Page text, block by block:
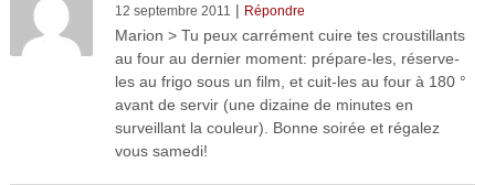
12 septembre 2011 | Répondre
Marion > Tu peux carrément cuire tes croustillants
au four au dernier moment: prépare-les, réserve-
les au frigo sous un film, et cuit-les au four à 180 °
avant de servir (une dizaine de minutes en
surveillant la couleur). Bonne soirée et régalez
vous samedi!